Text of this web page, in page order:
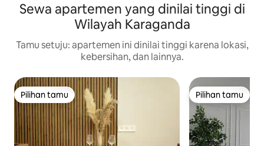
Sewa apartemen yang dinilai tinggi di
Wilayah Karaganda
Tamu setuju: apartemen ini dinilai tinggi karena lokasi,
kebersihan, dan lainnya.
Pilihan tamu
Pilihan tamu Pilihan tamu
Pilihan tamu